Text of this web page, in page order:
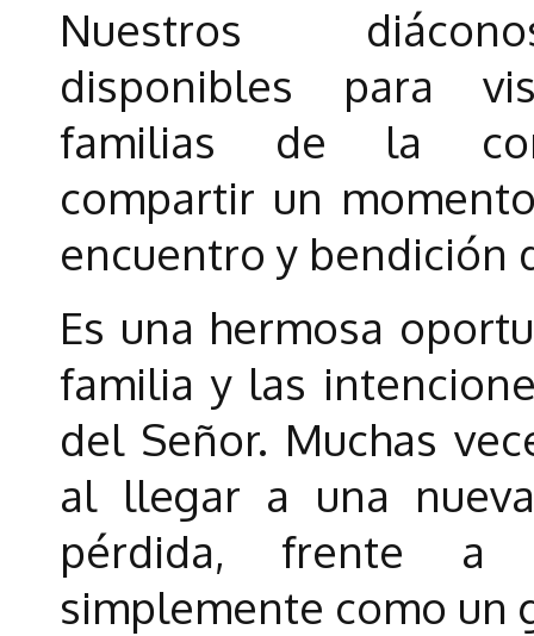
Nuestros
disponibles para
familias de la
compartir un
encuentro y bendición
Es una hermosa
familia y las
del Señor. Muchas
al llegar a una
pérdida, frente a
simplemente como un